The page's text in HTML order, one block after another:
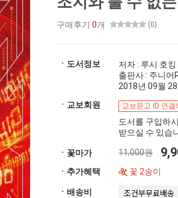
구매후기 0개 (0)
ㆍ도서정보
저자 : 루시 호킹
출판사 : 주니어
2018년 09월
ㆍ교보회원
교보문고 ID 연결
도서를 구입하
받으실 수 있습
ㆍ꽃마가 11,000원
ㆍ추가혜택 꽃 2송이
ㆍ배송비 조건부무료배송